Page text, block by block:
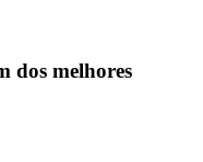
dos melhores